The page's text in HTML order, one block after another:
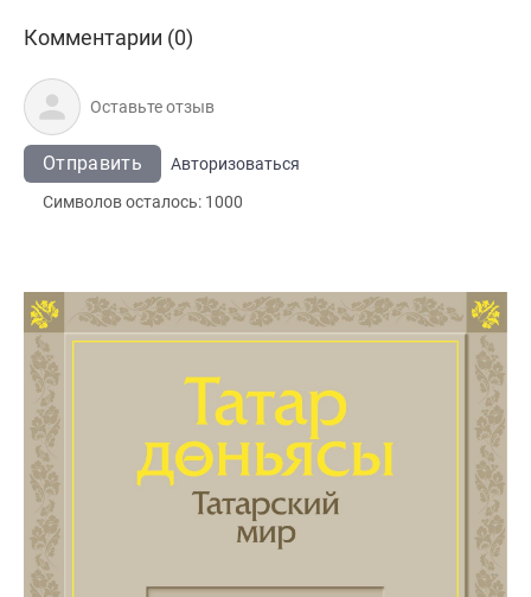
Комментарии (0)
Отправить
Авторизоваться
Символов осталось: 1000